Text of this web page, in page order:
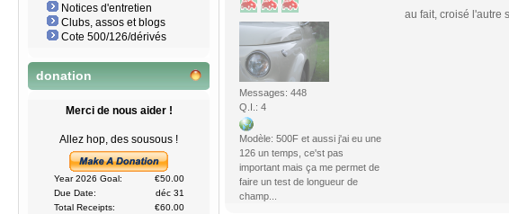
Notices d'entretien
Clubs, assos et blogs
Cote 500/126/dérivés
donation
Merci de nous aider !
Allez hop, des sousous !
Year 2026 Goal:
€50.00
Due Date:
déc 31
Total Receipts:
€60.00
Messages: 448
Q.I.: 4
Modèle: 500F et aussi j'ai eu une
126 un temps, ce'st pas
important mais ça me permet de
faire un test de longueur de
champ...
au fait, croisé l'autre